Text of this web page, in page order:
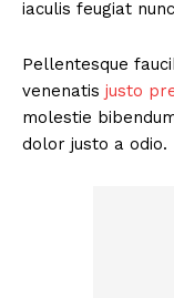
iaculis feugiat
Pellentesque
venenatis justo
molestie
dolor justo a odio.